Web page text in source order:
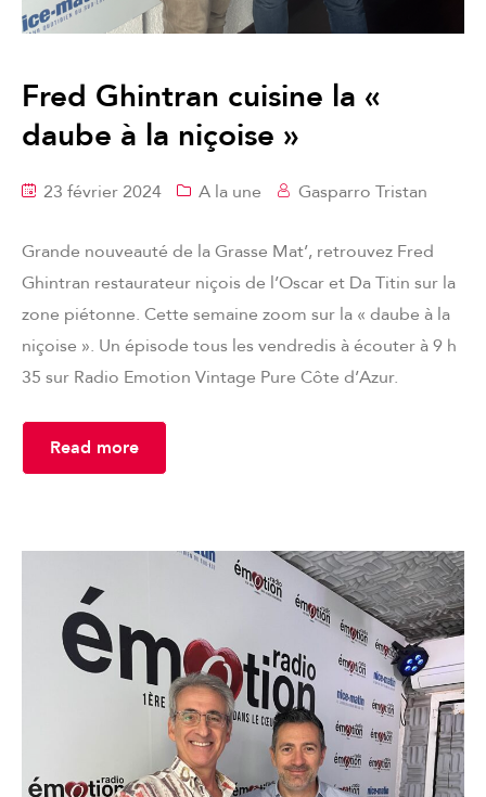
Fred Ghintran cuisine la «
daube à la niçoise »
23 février 2024 A la une Gasparro Tristan
Grande nouveauté de la Grasse Mat’, retrouvez Fred
Ghintran restaurateur niçois de l’Oscar et Da Titin sur la
zone piétonne. Cette semaine zoom sur la « daube à la
niçoise ». Un épisode tous les vendredis à écouter à 9 h
35 sur Radio Emotion Vintage Pure Côte d’Azur.
Read more